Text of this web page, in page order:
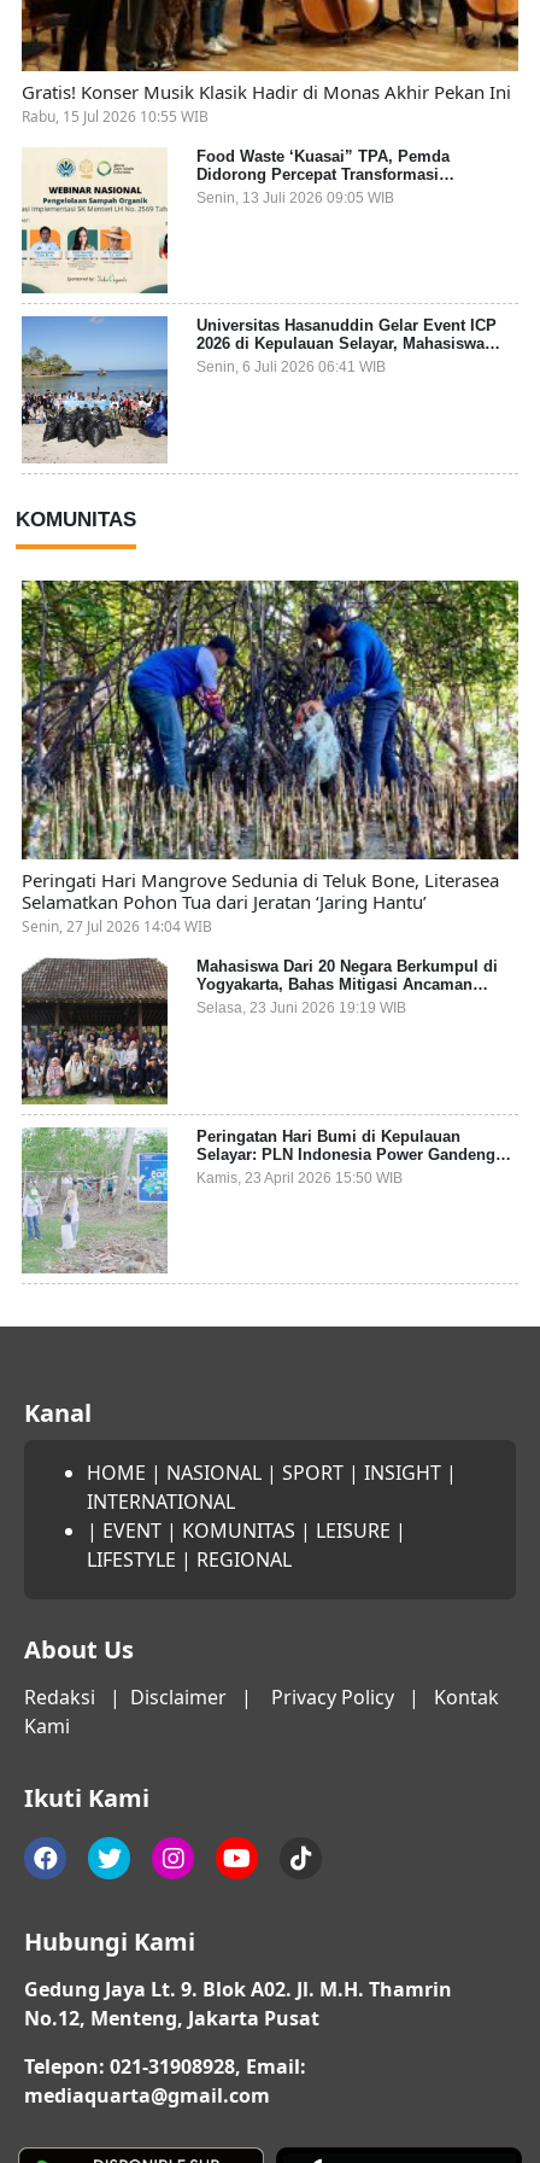
Gratis! Konser Musik Klasik Hadir di Monas Akhir Pekan Ini
Rabu, 15 Jul 2026 10:55 WIB
Food Waste ‘Kuasai” TPA, Pemda
Didorong Percepat Transformasi
Pengelolaan Sampah Organik dari Sumber
Senin, 13 Juli 2026 09:05 WIB
Universitas Hasanuddin Gelar Event ICP
2026 di Kepulauan Selayar, Mahasiswa
dari 27 Negara Jadi Partisipan
Senin, 6 Juli 2026 06:41 WIB
KOMUNITAS
Peringati Hari Mangrove Sedunia di Teluk Bone, Literasea
Selamatkan Pohon Tua dari Jeratan ‘Jaring Hantu’
Senin, 27 Jul 2026 14:04 WIB
Mahasiswa Dari 20 Negara Berkumpul di
Yogyakarta, Bahas Mitigasi Ancaman
Kesehatan Global
Selasa, 23 Juni 2026 19:19 WIB
Peringatan Hari Bumi di Kepulauan
Selayar: PLN Indonesia Power Gandeng
Pemda dan Komunitas, Giatkan Restorasi
Mangrove
Kamis, 23 April 2026 15:50 WIB
Kanal
HOME | NASIONAL | SPORT | INSIGHT |
INTERNATIONAL
| EVENT | KOMUNITAS | LEISURE |
LIFESTYLE | REGIONAL
About Us
Redaksi | Disclaimer | Privacy Policy | Kontak
Kami
Ikuti Kami
Hubungi Kami
Gedung Jaya Lt. 9. Blok A02. Jl. M.H. Thamrin
No.12, Menteng, Jakarta Pusat
Telepon: 021-31908928, Email:
mediaquarta@gmail.com